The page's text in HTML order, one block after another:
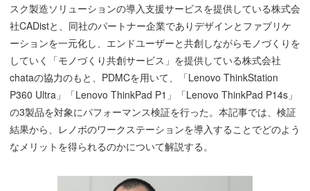
スク製造ソリューションの導入支援サービスを提供している株式会
社CADistと、同社のパートナー企業でありデザインとファブリケ
ーションを一元化し、エンドユーザーと共創しながらモノづくりを
していく「モノづくり共創サービス」を提供している株式会社
chataの協力のもと、PDMCを用いて、「Lenovo ThinkStation
P360 Ultra」「Lenovo ThinkPad P1」「Lenovo ThinkPad P14s」
の3製品を対象にパフォーマンス検証を行った。本記事では、検証
結果から、レノボのワークステーションを導入することでどのよう
なメリットを得られるのかについて解説する。